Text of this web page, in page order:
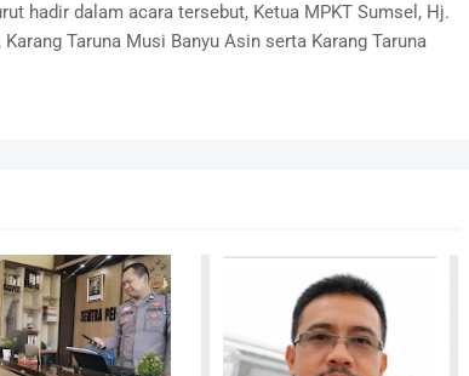
hadir dalam acara tersebut, Ketua MPKT Sumsel, Hj.
Taruna Musi Banyu Asin serta Karang Taruna